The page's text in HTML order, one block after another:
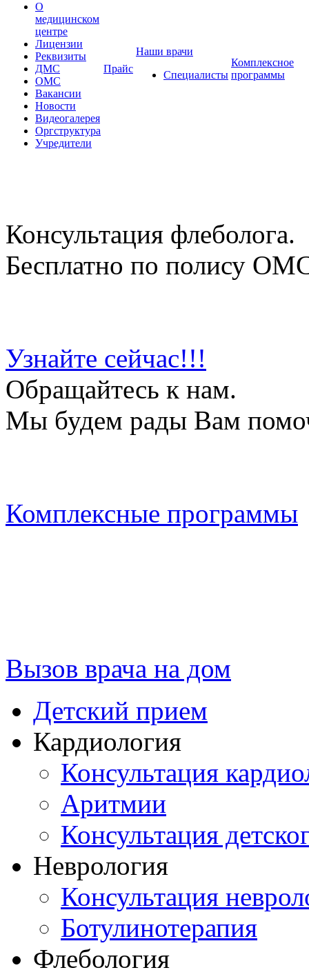
О
медицинском
центре
Лицензии
Реквизиты
ДМС
ОМС
Вакансии
Новости
Видеогалерея
Оргструктура
Учредители
Прайс
Наши врачи
Специалисты
Комплексное
программы
Консультация флеболога.
Бесплатно по полису
Узнайте сейчас!!!
Обращайтесь к нам.
Мы будем рады Вам
Комплексные программы
Вызов врача на дом
Детский прием
Кардиология
Консультация
Аритмии
Консультация
Неврология
Консультация
Ботулинотерапия
Флебология